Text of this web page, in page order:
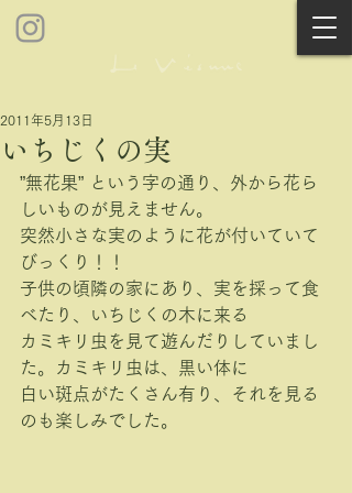
いちじくの実
2011年5月13日
”無花果” という字の通り、外から花ら
しいものが見えません。
突然小さな実のように花が付いていて
びっくり！！
子供の頃隣の家にあり、実を採って食
べたり、いちじくの木に来る
カミキリ虫を見て遊んだりしていまし
た。カミキリ虫は、黒い体に
白い斑点がたくさん有り、それを見る
のも楽しみでした。